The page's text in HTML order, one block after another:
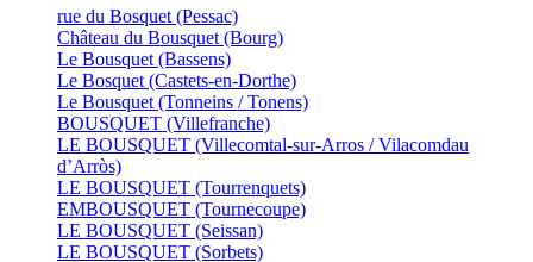
rue du Bosquet (Pessac)
Château du Bousquet (Bourg)
Le Bousquet (Bassens)
Le Bosquet (Castets-en-Dorthe)
Le Bousquet (Tonneins / Tonens)
BOUSQUET (Villefranche)
LE BOUSQUET (Villecomtal-sur-Arros / Vilacomdau
d’Arròs)
LE BOUSQUET (Tourrenquets)
EMBOUSQUET (Tournecoupe)
LE BOUSQUET (Seissan)
LE BOUSQUET (Sorbets)